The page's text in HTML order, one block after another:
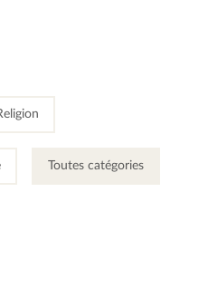
Toutes catégories